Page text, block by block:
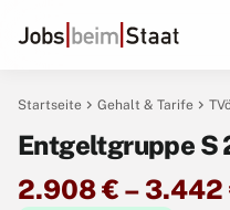
Startseite chevron_right Gehalt & Tarife chevron_right
Entgeltgruppe S
2.908 € – 3.442